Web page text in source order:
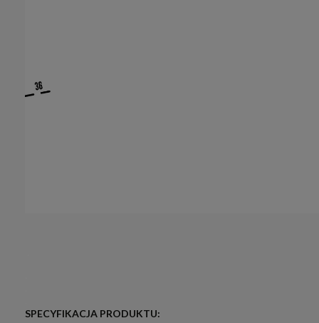
SPECYFIKACJA PRODUKTU: